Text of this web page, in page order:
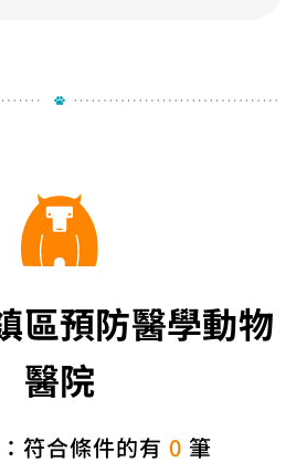
區預防醫學動物
醫院
符合條件的有 0 筆